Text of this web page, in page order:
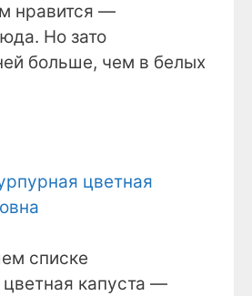
нравится —
Но зато
больше, чем в белых
списке
цветная капуста —